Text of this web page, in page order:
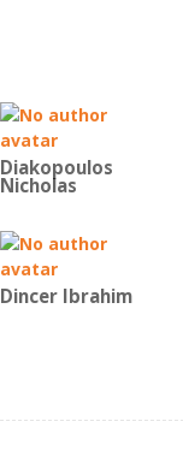
Diakopoulos
Nicholas
Dincer Ibrahim